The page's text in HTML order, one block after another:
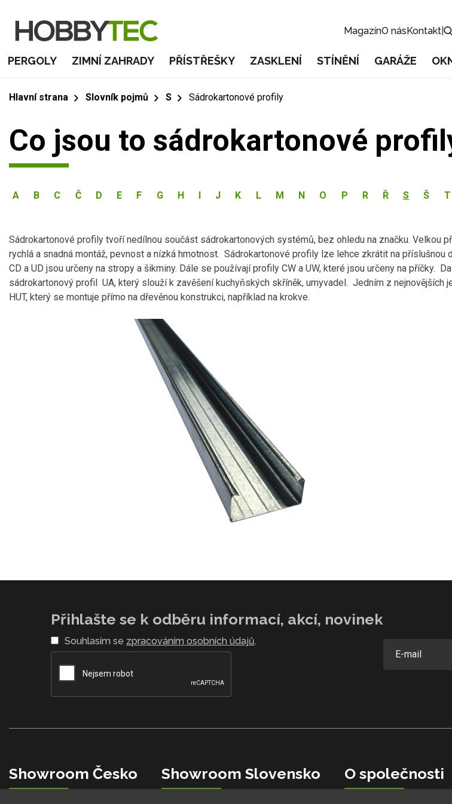
MagazínO násKontakt
PERGOLY ZIMNÍ ZAHRADY PŘÍSTŘEŠKY ZASKLENÍ STÍNĚNÍ GARÁŽE
Hlavní strana Slovník pojmů S Sádrokartonové profily
Co jsou to sádrokartonové
A B C Č D E F G H I J K L M N O P R Ř S Š T
Sádrokartonové profily tvoří nedílnou součást sádrokartonových systémů, bez ohledu na značku. Velkou
rychlá a snadná montáž, pevnost a nízká hmotnost. Sádrokartonové profily lze lehce zkrátit na příslušnou
CD a UD jsou určeny na stropy a šikminy. Dále se používají profily CW a UW, které jsou určeny na příčky.
sádrokartonový profil UA, který slouží k zavěšení kuchyňských skříněk, umyvadel. Jedním z nejnovějších
HUT, který se montuje přímo na dřevěnou konstrukci, například na krokve.
Přihlašte se k odběru informací, akcí, novinek
Souhlasím se zpracováním osobních údajů.
Showroom Česko Showroom Slovensko O společnosti